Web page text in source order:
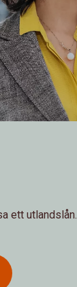
ett utlandslån.